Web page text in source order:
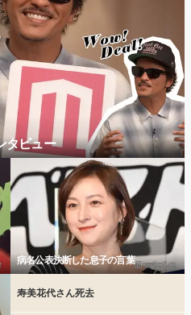
タビュー
病名公表決断した息子の言葉
寿美花代さん死去